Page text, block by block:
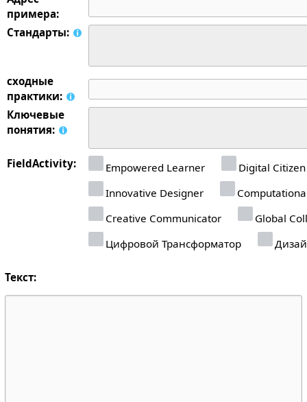
примера:
Стандарты:
сходные
практики:
Ключевые
понятия:
FieldActivity: Empowered Learner
Digital Citizen
Innovative Designer
Creative Communicator
Global
Цифровой Трансформатор
Текст: